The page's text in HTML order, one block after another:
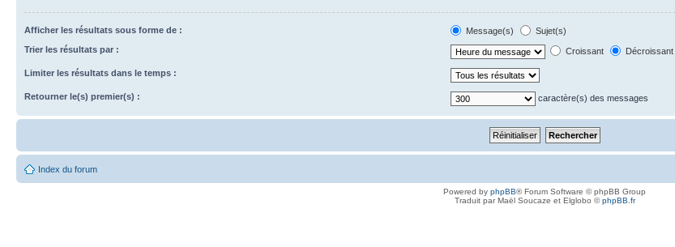
Afficher les résultats sous forme de : Message(s)
Sujet(s)
Trier les résultats par :
Croissant Décroissant
Limiter les résultats dans le temps :
Retourner le(s) premier(s) : caractère(s) des messages
Index du forum
Powered by phpBB® Forum Software © phpBB Group
Traduit par Maël Soucaze et Elglobo ©phpBB.fr